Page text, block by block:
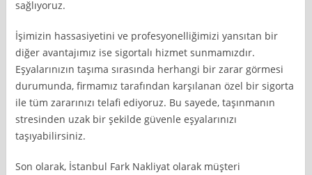
sağlıyoruz.
İşimizin hassasiyetini ve profesyonelliğimizi yansıtan bir
diğer avantajımız ise sigortalı hizmet sunmamızdır.
Eşyalarınızın taşıma sırasında herhangi bir zarar görmesi
durumunda, firmamız tarafından karşılanan özel bir sigorta
ile tüm zararınızı telafi ediyoruz. Bu sayede, taşınmanın
stresinden uzak bir şekilde güvenle eşyalarınızı
taşıyabilirsiniz.
Son olarak, İstanbul Fark Nakliyat olarak müşteri